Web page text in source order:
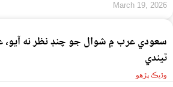
March 19, 2026
ٿيندي
وڌيڪ پڙهو